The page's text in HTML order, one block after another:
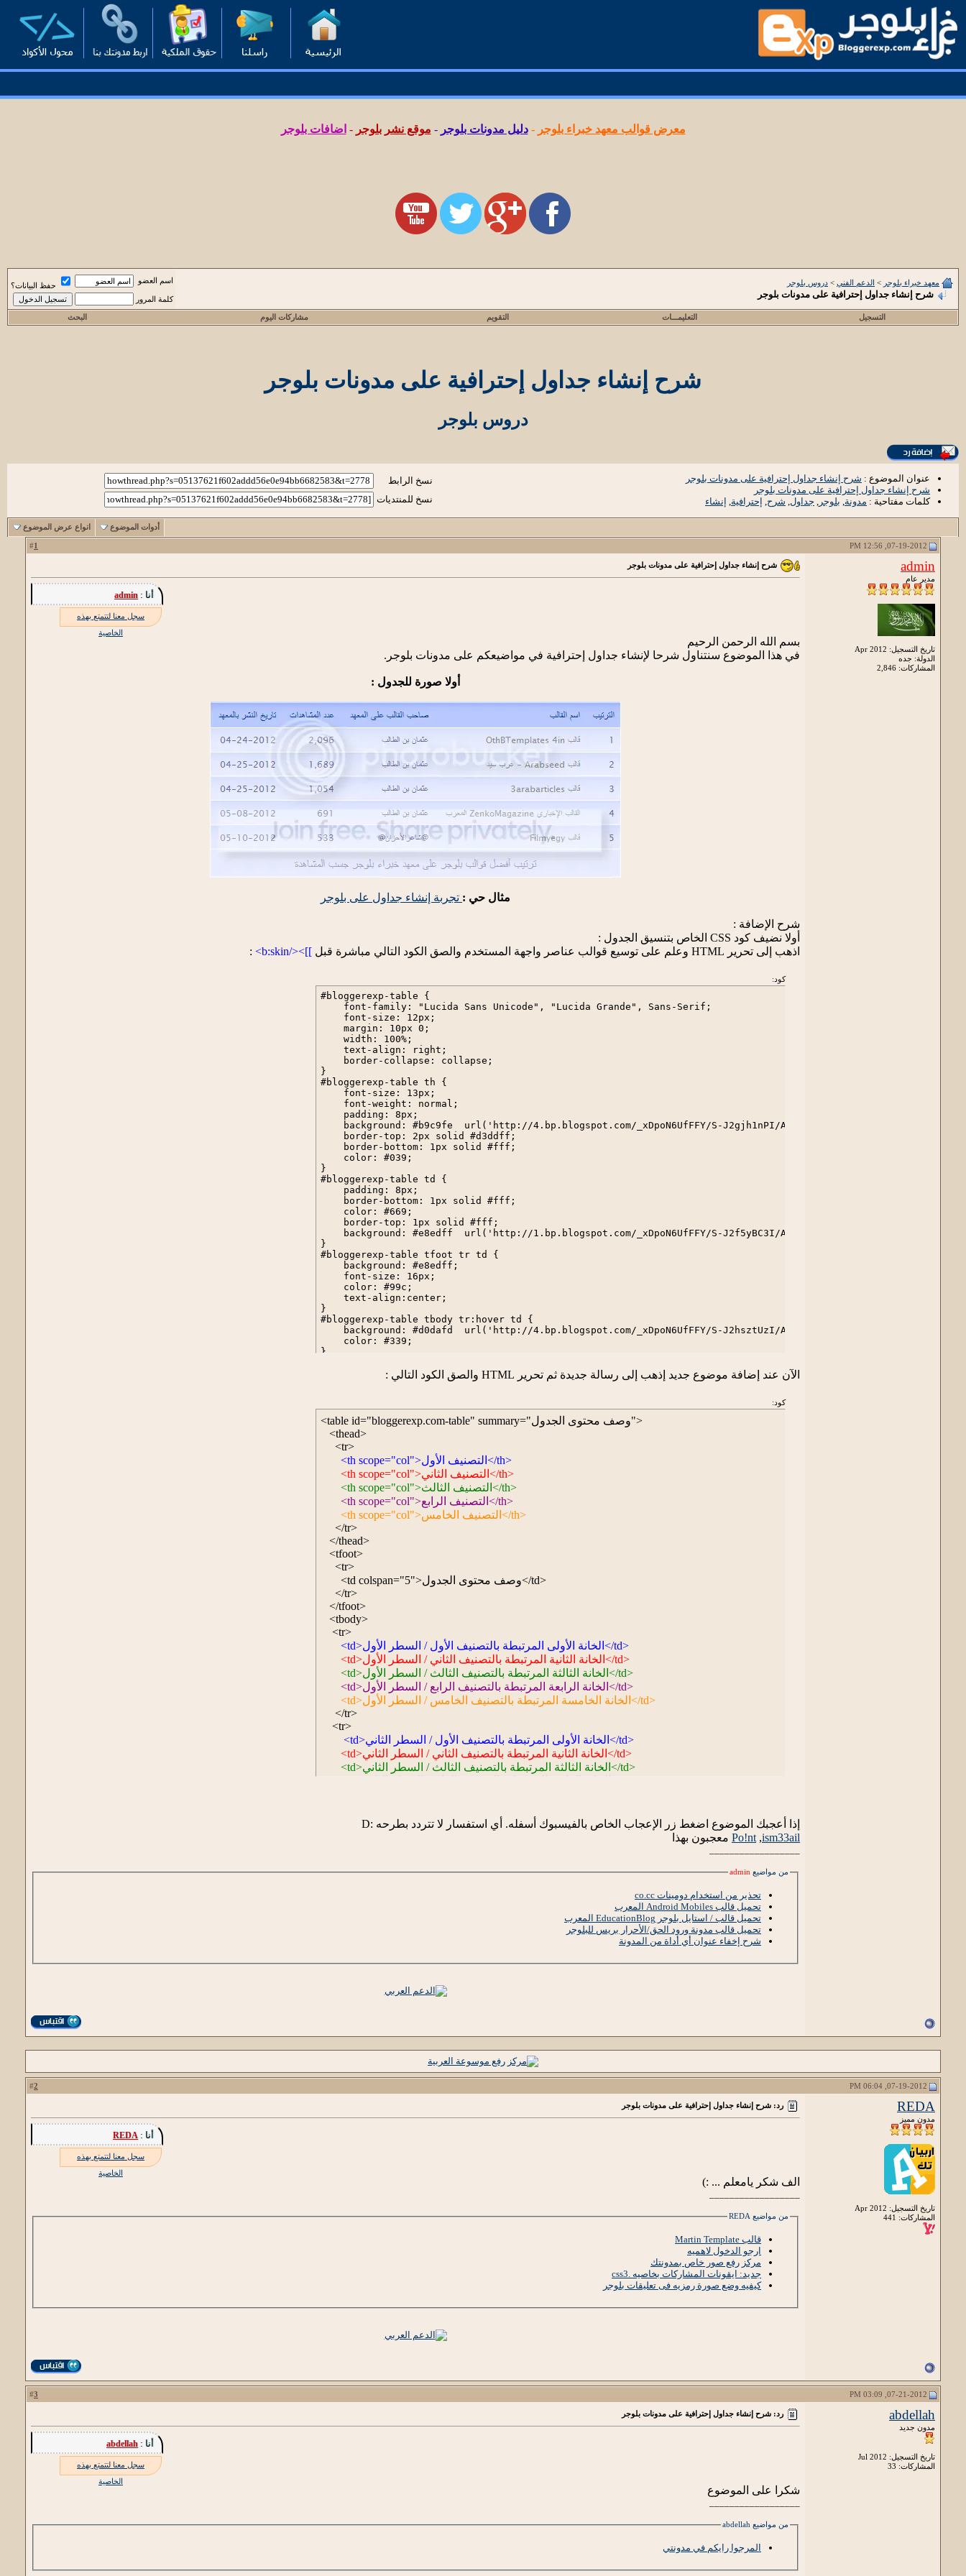
معرض قوالب معهد خبراء بلوجر -دليل مدونات بلوجر - موقع نشر بلوجر - اضافات بلوجر
معهد خبراء بلوجر > الدعم الفني > دروس بلوجر
شرح إنشاء جداول إحترافية على مدونات بلوجر
اسم العضو
حفظ البيانات؟
كلمة المرور
التسجيل التعليمـــات التقويم مشاركات اليوم البحث
شرح إنشاء جداول إحترافية على مدونات بلوجر
دروس بلوجر
عنوان الموضوع : شرح إنشاء جداول إحترافية على مدونات بلوجر
شرح إنشاء جداول إحترافية على مدونات بلوجر
كلمات مفتاحية : مدونة, بلوجر , جداول, شرح, إحترافية, إنشاء
نسخ الرابط
نسخ للمنتديات
أدوات الموضوع انواع عرض الموضوع
1
admin
مدير عام
تاريخ التسجيل: Apr 2012
الدولة: جده
المشاركات: 2,846
شرح إنشاء جداول إحترافية على مدونات بلوجر
أنا :admin
سجل معنا لتتمتع بهذه
الخاصية
بسم الله الرحمن الرحيم
في هذا الموضوع سنتناول شرحا لإنشاء جداول إحترافية في مواضيعكم على مدونات بلوجر.
أولا صورة للجدول :
مثال حي : تجربة إنشاء جداول على بلوجر
شرح الإضافة :
أولا نضيف كود CSS الخاص بتنسيق الجدول :
اذهب إلى تحرير HTML وعلم على توسيع قوالب عناصر واجهة المستخدم والصق الكود التالي مباشرة قبل
]]></b:skin>
:
كود:
#bloggerexp-table {
    font-family: "Lucida Sans Unicode", "Lucida Grande", Sans-Serif;
    font-size: 12px;
    margin: 10px 0;
    width: 100%;
    text-align: right;
    border-collapse: collapse;
}
#bloggerexp-table th {
    font-size: 13px;
    font-weight: normal;
    padding: 8px;
background: #b9c9fe  url('http://4.bp.blogspot.com/_xDpoN6UfFFY/S-J2gjh1nPI/AAAAAAAACbg/7lNsVpks2oY/s1600/
    border-top: 2px solid #d3ddff;
    border-bottom: 1px solid #fff;
    color: #039;
}
#bloggerexp-table td {
    padding: 8px;
    border-bottom: 1px solid #fff;
    color: #669;
    border-top: 1px solid #fff;
background: #e8edff  url('http://1.bp.blogspot.com/_xDpoN6UfFFY/S-J2f5yBC3I/AAAAAAAACbY/zWXYXsR-w5E/s1600/
}
#bloggerexp-table tfoot tr td {
    background: #e8edff;
    font-size: 16px;
    color: #99c;
    text-align:center;
}
#bloggerexp-table tbody tr:hover td {
background: #d0dafd  url('http://4.bp.blogspot.com/_xDpoN6UfFFY/S-J2hsztUzI/AAAAAAAACbo/ztV1CK0RUrE/s1600/
    color: #339;
}
    text-decoration:underline;
الآن عند إضافة موضوع جديد إذهب إلى رسالة جديدة ثم تحرير HTML والصق الكود التالي :
كود:
<table id="bloggerexp.com-table" summary="وصف محتوى الجدول">
   <thead>
     <tr>
       <th scope="col">التصنيف الأول</th>
      <th scope="col">التصنيف الثاني</th>
      <th scope="col">التصنيف الثالث</th>
      <th scope="col">التصنيف الرابع</th>
      <th scope="col">التصنيف الخامس</th>
     </tr>
   </thead>
   <tfoot>
     <tr>
       <td colspan="5">وصف محتوى الجدول</td>
     </tr>
   </tfoot>
   <tbody>
   <tr>
<td>الخانة الأولى المرتبطة بالتصنيف الأول / السطر الأول</td>
      <td>
الخانة الثانية المرتبطة بالتصنيف الثاني / السطر الأول
</td>
      <td>
الخانة الثالثة المرتبطة بالتصنيف الثالث / السطر الأول
</td>
      <td>
الخانة الرابعة المرتبطة بالتصنيف الرابع / السطر الأول </td>
      <td>
الخانة الخامسة المرتبطة بالتصنيف الخامس / السطر الأول </td>
    </tr>
   <tr>
       <td>الخانة الأولى
المرتبطة بالتصنيف الأول
/ السطر الثاني</td>
<td>
الخانة الثانية المرتبطة بالتصنيف الثاني / السطر الثاني
</td>
      <td>
الخانة الثالثة المرتبطة بالتصنيف الثالث / السطر الثاني
</td>
       <td>الخانة الأولى
المرتبطة بالتصنيف الأول
/ السطر الثالث</td>
      <td>
الخانة الرابعة المرتبطة بالتصنيف الرابع / السطر الثالث</td>
       <td>الخانة الأولى
/ السطر الرابع</td>
</td>
الخانة الخامسة المرتبطة بالتصنيف الخامس / السطر الرابع
      <td>
الخانة الثانية المرتبطة بالتصنيف الثاني / السطر الخامس
</td>
      <td>
الخانة الثالثة المرتبطة بالتصنيف الثالث / السطر الخامس
</td>
الخانة الرابعة المرتبطة بالتصنيف الرابع / السطر الخامس
      <td>
الخانة الخامسة المرتبطة بالتصنيف الخامس / السطر الخامس</td>
</table>
إذا أعجبك الموضوع اضغط زر الإعجاب الخاص بالفيسبوك أسفله. أي استفسار لا تتردد بطرحه :D
Po!nt ,ism33ail معجبون بهذا
من مواضيع admin
تحذير من استخدام دومينات co.cc
تحميل قالب Android Mobiles المعرب
تحميل قالب / استايل بلوجر EducationBlog المعرب
تحميل قالب مدونة ورود الحق/الأحرار بريس للبلوجر
شرح إخفاء عنوان أي أداة من المدونة
2
REDA
مدون مميز
تاريخ التسجيل: Apr 2012
المشاركات: 441
رد: شرح إنشاء جداول إحترافية على مدونات بلوجر
أنا :REDA
سجل معنا لتتمتع بهذه
الخاصية
الف شكر يامعلم ... :)
من مواضيع REDA
قالب Martin Template
ارجو الدخول لاهميه
مركز رفع صور خاص بمدونتك
جديد: ايقونات المشاركات بخاصيه .css3
كيفيه وضع صورة رمزيه فى تعليقات بلوجر
3
abdellah
مدون جديد
تاريخ التسجيل: Jul 2012
المشاركات: 33
رد: شرح إنشاء جداول إحترافية على مدونات بلوجر
أنا :abdellah
سجل معنا لتتمتع بهذه
الخاصية
شكرا على الموضوع
من مواضيع abdellah
المرجوا رايكم في مدونتي